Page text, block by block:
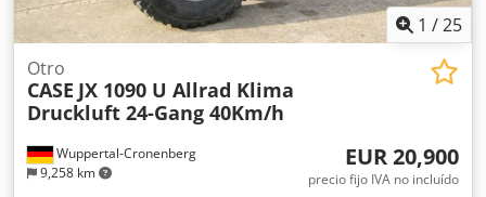
1 /25
Wuppertal-Cronenberg
9,258 km
Otro
CASE JX 1090 U Allrad Klima
Druckluft 24-Gang 40Km/h
EUR 20,900
precio fijo IVA no incluído